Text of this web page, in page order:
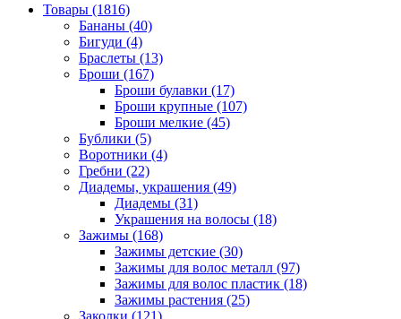
Товары (1816)
Бананы (40)
Бигуди (4)
Браслеты (13)
Броши (167)
Броши булавки (17)
Броши крупные (107)
Броши мелкие (45)
Бублики (5)
Воротники (4)
Гребни (22)
Диадемы, украшения (49)
Диадемы (31)
Украшения на волосы (18)
Зажимы (168)
Зажимы детские (30)
Зажимы для волос металл (97)
Зажимы для волос пластик (18)
Зажимы растения (25)
Заколки (121)